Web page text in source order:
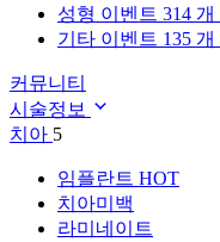
성형 이벤트 314 개
기타 이벤트 135 개
커뮤니티
시술정보
치아 5
임플란트 HOT
치아미백
라미네이트